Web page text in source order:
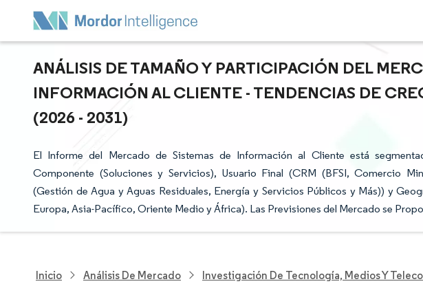
ANÁLISIS DE TAMAÑO Y PARTICIPACIÓN DEL
INFORMACIÓN AL CLIENTE - TENDENCIAS DE
(2026 - 2031)
El Informe del Mercado de Sistemas de Información al Cliente está
Componente (Soluciones y Servicios), Usuario Final (CRM (BFSI, Comercio
(Gestión de Agua y Aguas Residuales, Energía y Servicios Públicos y Más)) y
Europa, Asia-Pacífico, Oriente Medio y África). Las Previsiones del Mercado se
Inicio Análisis De Mercado Investigación De Tecnología, Medios Y